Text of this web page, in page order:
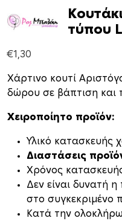
τύπου
€1,30
Χάρτινο κουτί
δώρου σε βάπτιση και
Χειροποίητο προϊόν:
Υλικό κατασκευής
Διαστάσεις
Xρόνος
Δεν είναι δυνατή
στο συγκεκριμένο
Κατά την